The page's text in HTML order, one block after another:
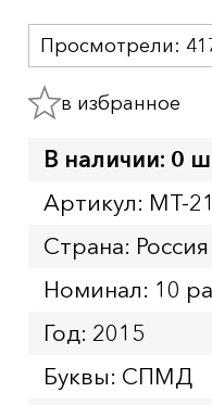
Просмотрели:
в избранное
В наличии: 0
Артикул: MT-
Страна: Россия
Номинал: 10
Год: 2015
Буквы: СПМД